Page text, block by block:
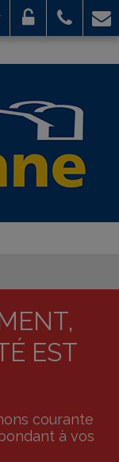
EST
courante
à vos